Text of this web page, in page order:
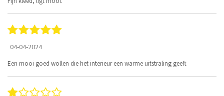
04-04-2024
Een mooi goed wollen die het interieur een warme uitstraling geeft